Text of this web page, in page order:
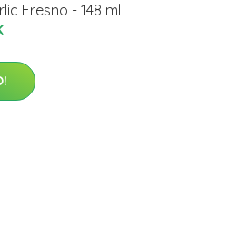
Fresno - 148 ml